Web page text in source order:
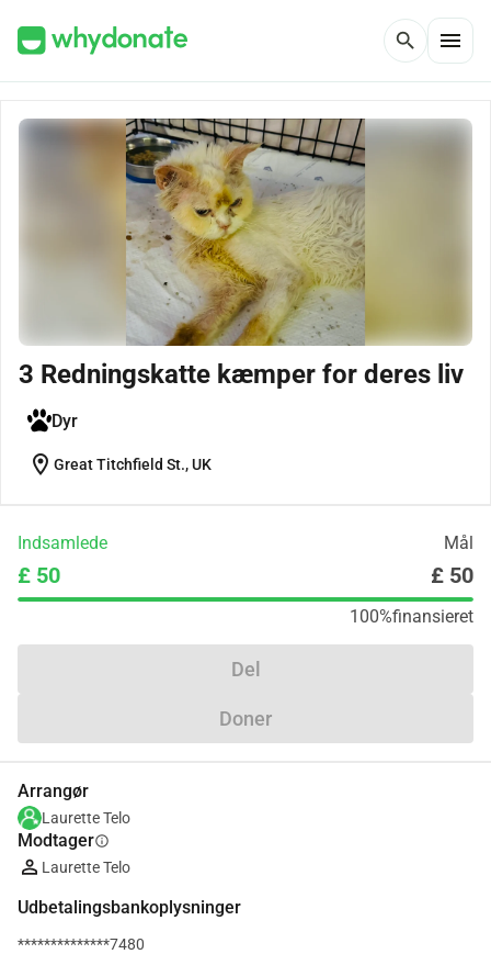
search menu
3 Redningskatte kæmper for deres liv
Dyr
location_on Great Titchfield St., UK
Indsamlede Mål
£ 50 £ 50
100%finansieret
Del
Doner
Arrangør
Laurette Telo
Modtagerinfo
Laurette Telo
Udbetalingsbankoplysninger
**************7480